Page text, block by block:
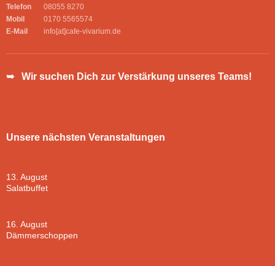
Telefon
08055 8270
Mobil
0170 5565574
E-Mail
info[at]cafe-vivarium.de
➥ Wir suchen Dich zur Verstärkung unseres Teams!
Unsere nächsten Veranstaltungen
13. August
Salatbuffet
16. August
Dämmerschoppen